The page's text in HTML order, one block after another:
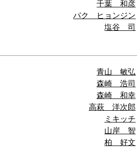
千葉 和彦
パク ヒョンジン
塩谷 司
青山 敏弘
森崎 浩司
森崎 和幸
高萩 洋次郎
ミキッチ
山岸 智
柏 好文